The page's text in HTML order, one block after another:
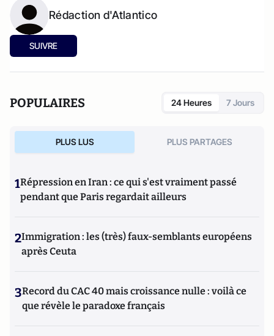
Rédaction d'Atlantico
SUIVRE
POPULAIRES 24 Heures 7 Jours
PLUS LUS PLUS PARTAGES
1Répression en Iran : ce qui s'est vraiment passé
pendant que Paris regardait ailleurs
2Immigration : les (très) faux-semblants européens
après Ceuta
3Record du CAC 40 mais croissance nulle : voilà ce
que révèle le paradoxe français